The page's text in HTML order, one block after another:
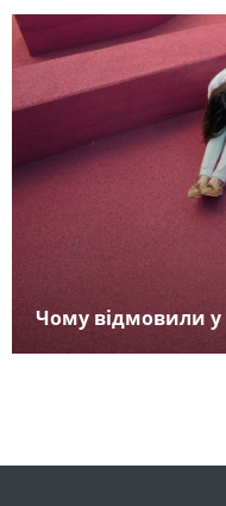
Чому відмовили у